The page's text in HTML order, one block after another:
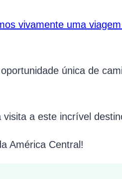
vivamente uma
única de
a este incrível
América Central!